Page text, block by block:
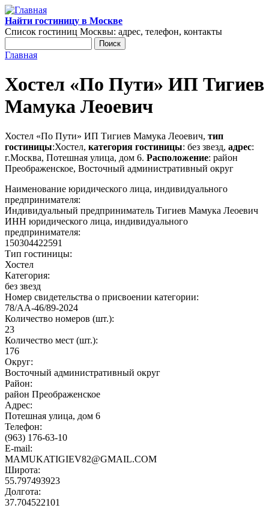
Перейти к основному содержанию
Найти гостиницу в Москве
Список гостиниц Москвы: адрес, телефон, контакты
Форма поиска
Главная
Хостел «По Пути» ИП Тигиев
Мамука Леоевич
Хостел «По Пути» ИП Тигиев Мамука Леоевич, тип
гостиницы:Хостел, категория гостиницы: без звезд, адрес:
г.Москва, Потешная улица, дом 6. Расположение: район
Преображенское, Восточный административный округ
Наименование юридического лица, индивидуального
предпринимателя:
Индивидуальный предприниматель Тигиев Мамука Леоевич
ИНН юридического лица, индивидуального
предпринимателя:
150304422591
Тип гостиницы:
Хостел
Категория:
без звезд
Номер свидетельства о присвоении категории:
78/АА-46/89-2024
Количество номеров (шт.):
23
Количество мест (шт.):
176
Округ:
Восточный административный округ
Район:
район Преображенское
Адрес:
Потешная улица, дом 6
Телефон:
(963) 176-63-10
E-mail:
MAMUKATIGIEV82@GMAIL.COM
Широта:
55.797493923
Долгота:
37.704522101